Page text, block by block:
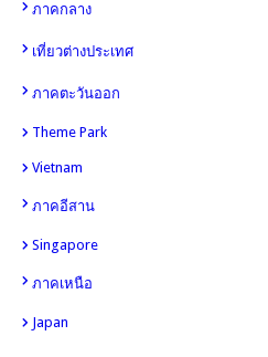
ภาคกลาง
เที่ยวต่างประเทศ
ภาคตะวันออก
Theme Park
Vietnam
ภาคอีสาน
Singapore
ภาคเหนือ
Japan